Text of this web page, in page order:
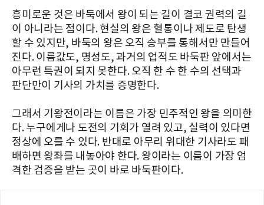
흥미로운 것은 바둑에서 왕이 되는 길이 결코 권력의 길
이 아니라는 점이다. 현실의 왕은 혈통이나 제도로 탄생
할 수 있지만, 바둑의 왕은 오직 승부를 통해서만 만들어
진다. 이름값도, 명성도, 과거의 업적도 바둑판 앞에서는
아무런 특권이 되지 못한다. 오직 한 수 한 수의 선택과
판단만이 기사의 가치를 증명한다.
그래서 기왕전이라는 이름은 가장 민주적인 왕을 의미한
다. 누구에게나 도전의 기회가 열려 있고, 실력이 있다면
정상에 오를 수 있다. 반대로 아무리 위대한 기사라도 패
배하면 왕좌를 내놓아야 한다. 왕이라는 이름이 가장 엄
격한 검증을 받는 곳이 바로 바둑판이다.